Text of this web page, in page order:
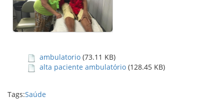
ambulatorio (73.11 KB)
alta paciente ambulatório (128.45 KB)
Tags:Saúde